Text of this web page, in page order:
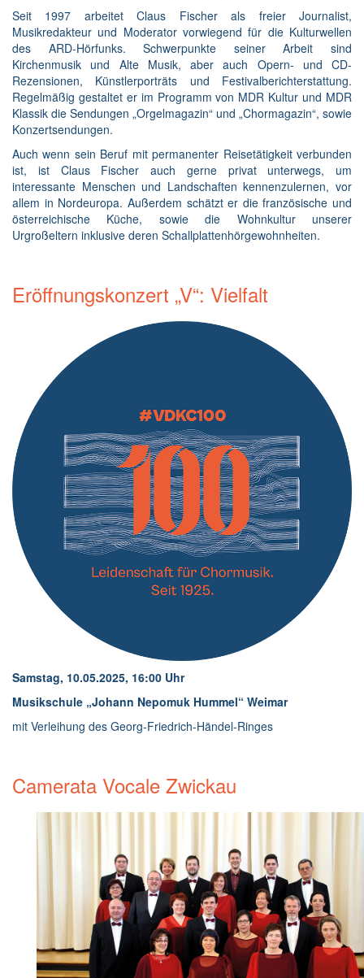
Seit 1997 arbeitet Claus Fischer als freier Journalist,
Musikredakteur und Moderator vorwiegend für die Kulturwellen
des ARD-Hörfunks. Schwerpunkte seiner Arbeit sind
Kirchenmusik und Alte Musik, aber auch Opern- und CD-
Rezensionen, Künstlerporträts und Festivalberichterstattung.
Regelmäßig gestaltet er im Programm von MDR Kultur und MDR
Klassik die Sendungen „Orgelmagazin“ und „Chormagazin“, sowie
Konzertsendungen.
Auch wenn sein Beruf mit permanenter Reisetätigkeit verbunden
ist, ist Claus Fischer auch gerne privat unterwegs, um
interessante Menschen und Landschaften kennenzulernen, vor
allem in Nordeuropa. Außerdem schätzt er die französische und
österreichische Küche, sowie die Wohnkultur unserer
Urgroßeltern inklusive deren Schallplattenhörgewohnheiten.
Eröffnungskonzert „V“: Vielfalt
Samstag, 10.05.2025, 16:00 Uhr
Musikschule „Johann Nepomuk Hummel“ Weimar
mit Verleihung des Georg-Friedrich-Händel-Ringes
Camerata Vocale Zwickau